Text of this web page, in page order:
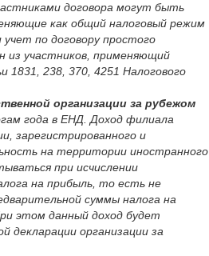
договора могут быть
как общий налоговый режим
по договору простого
участников, применяющий
1831, 238, 370, 4251 Налогового
организации за рубежом
года в ЕНД. Доход филиала
зарегистрированного и
на территории иностранного
при исчислении
на прибыль, то есть не
суммы налога на
этом данный доход будет
декларации организации за